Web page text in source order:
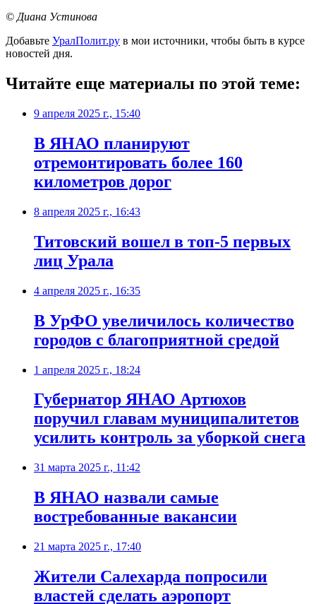
© Диана Устинова
Добавьте УралПолит.ру в мои источники, чтобы быть в курсе
новостей дня.
Читайте еще материалы по этой теме:
9 апреля 2025 г., 15:40
В ЯНАО планируют
отремонтировать более 160
километров дорог
8 апреля 2025 г., 16:43
Титовский вошел в топ-5 первых
лиц Урала
4 апреля 2025 г., 16:35
В УрФО увеличилось количество
городов с благоприятной средой
1 апреля 2025 г., 18:24
Губернатор ЯНАО Артюхов
поручил главам муниципалитетов
усилить контроль за уборкой снега
31 марта 2025 г., 11:42
В ЯНАО назвали самые
востребованные вакансии
21 марта 2025 г., 17:40
Жители Салехарда попросили
властей сделать аэропорт